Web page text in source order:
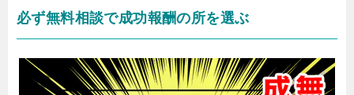
必ず無料相談で成功報酬の所を選ぶ